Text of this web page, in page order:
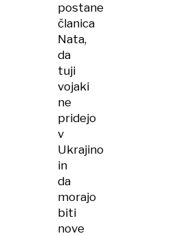
postane
članica
Nata,
da
tuji
vojaki
ne
pridejo
v
Ukrajino
in
da
morajo
biti
nove